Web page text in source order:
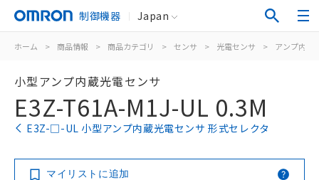
制御機器 Japan
ホーム > 商品情報 > 商品カテゴリ > センサ > 光電センサ > アンプ内蔵
小型アンプ内蔵光電センサ
E3Z-T61A-M1J-UL 0.3M
E3Z-□-UL 小型アンプ内蔵光電センサ 形式セレクタ
マイリストに追加